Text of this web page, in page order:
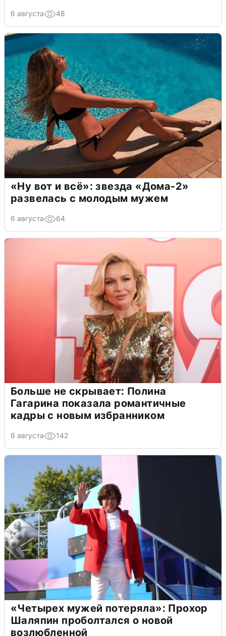
6 августа 48
«Ну вот и всё»: звезда «Дома-2»
развелась с молодым мужем
6 августа 64
Больше не скрывает: Полина
Гагарина показала романтичные
кадры с новым избранником
6 августа 142
«Четырех мужей потеряла»: Прохор
Шаляпин проболтался о новой
возлюбленной